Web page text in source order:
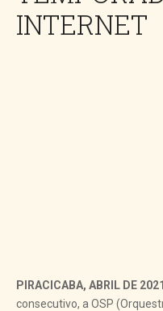
INTERNET
PIRACICABA, ABRIL DE
consecutivo, a OSP